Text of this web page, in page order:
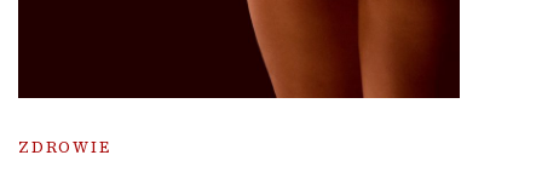
ZDROWIE